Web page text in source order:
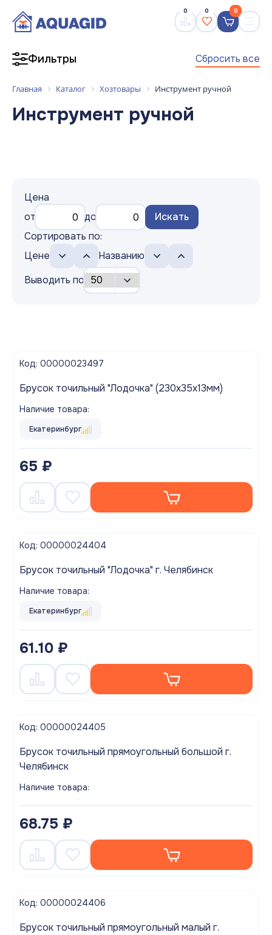
0 0 0
Фильтры Сбросить все
Главная Каталог Хозтовары Инструмент ручной
Инструмент ручной
Цена
от
до
Искать
Сортировать по:
Цене
Названию
Выводить по
Код: 00000023497
Брусок точильный "Лодочка" (230х35х13мм)
Наличие товара:
Екатеринбург
65 ₽
Код: 00000024404
Брусок точильный "Лодочка" г. Челябинск
Наличие товара:
Екатеринбург
61.10 ₽
Код: 00000024405
Брусок точильный прямоугольный большой г.
Челябинск
Наличие товара:
68.75 ₽
Код: 00000024406
Брусок точильный прямоугольный малый г.